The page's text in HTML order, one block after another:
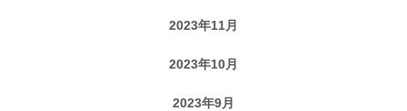
2023年11月
2023年10月
2023年9月